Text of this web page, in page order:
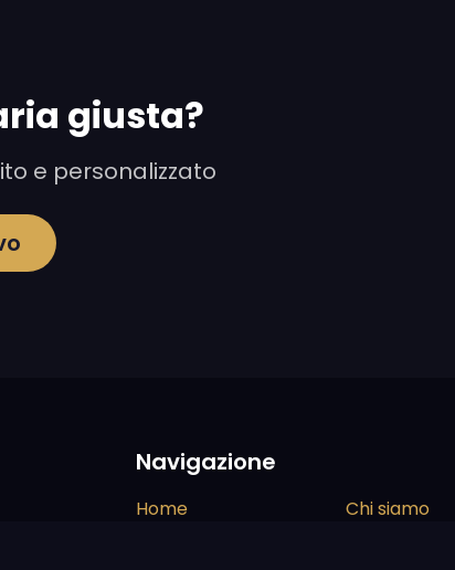
giusta?
e personalizzato
Navigazione
Home
Chi siamo